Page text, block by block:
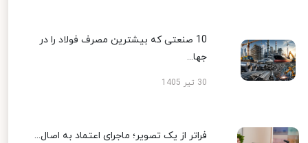
10 صنعتی که بیشترین مصرف فولاد را در
جها...
30 تیر 1405
فراتر از یک تصویر؛ ماجرای اعتماد به اصال...